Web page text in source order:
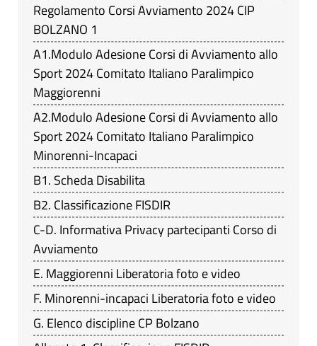
Regolamento Corsi Avviamento 2024 CIP
BOLZANO 1
A1.Modulo Adesione Corsi di Avviamento allo
Sport 2024 Comitato Italiano Paralimpico
Maggiorenni
A2.Modulo Adesione Corsi di Avviamento allo
Sport 2024 Comitato Italiano Paralimpico
Minorenni-Incapaci
B1. Scheda Disabilita
B2. Classificazione FISDIR
C-D. Informativa Privacy partecipanti Corso di
Avviamento
E. Maggiorenni Liberatoria foto e video
F. Minorenni-incapaci Liberatoria foto e video
G. Elenco discipline CP Bolzano